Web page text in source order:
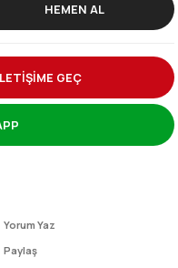
HEMEN AL
GEÇ
Yorum Yaz
Paylaş